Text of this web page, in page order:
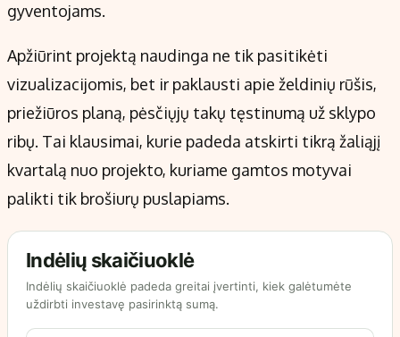
gyventojams.
Apžiūrint projektą naudinga ne tik pasitikėti
vizualizacijomis, bet ir paklausti apie želdinių rūšis,
priežiūros planą, pėsčiųjų takų tęstinumą už sklypo
ribų. Tai klausimai, kurie padeda atskirti tikrą žaliąjį
kvartalą nuo projekto, kuriame gamtos motyvai
palikti tik brošiurų puslapiams.